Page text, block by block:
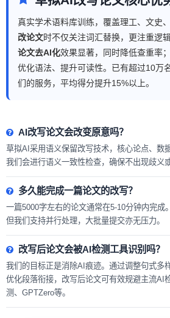
真实学术语料库训练，覆盖理工、文史
改论文时不仅关注词汇替换，更注重逻
论文去AI化效果显著，同时降低查重率；
优化语法、提升可读性。已有超过10万
们的服务，平均得分提升15%以上。
AI改写论文会改变原意吗？
草拟AI采用语义保留改写技术，核心论点、数
我们会进行语义一致性检查，确保不出现歧义
多久能完成一篇论文的改写？
一篇5000字左右的论文通常在5-10分钟内完成
但我们支持并行处理，大批量提交亦无压力。
改写后论文会被AI检测工具识别吗？
我们的目标正是消除AI痕迹。通过调整句式多
优化段落衔接，改写后论文可有效规避主流AI
测、GPTZero等。